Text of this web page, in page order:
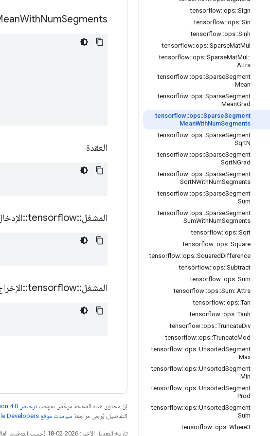
tensorflow::ops::Sign
tensorflow::ops::Sin
tensorflow::ops::Sinh
tensorflow::ops::SparseMatMul
tensorflow::ops::SparseMatMul ::
Attrs
tensorflow::ops::SparseSegment
Mean
tensorflow::ops::SparseSegment
MeanGrad
tensorflow::ops::SparseSegment
MeanWithNumSegments
tensorflow::ops::SparseSegment
SqrtN
tensorflow::ops::SparseSegment
SqrtNGrad
tensorflow::ops::SparseSegment
SqrtNWithNumSegments
tensorflow::ops::SparseSegment
Sum
tensorflow::ops::SparseSegment
SumWithNumSegments
tensorflow::ops::Sqrt
tensorflow::ops::Square
tensorflow::ops::SquaredDifference
tensorflow::ops::Subtract
tensorflow::ops::Sum
tensorflow::ops::Sum::Attrs
tensorflow::ops::Tan
tensorflow::ops::Tanh
tensorflow::ops::TruncateDiv
tensorflow::ops::TruncateMod
tensorflow::ops::UnsortedSegment
Max
tensorflow::ops::UnsortedSegment
Min
tensorflow::ops::UnsortedSegment
Prod
tensorflow::ops::UnsortedSegment
Sum
tensorflow::ops::Where3
WithNumSegments
العقدة
المشغل::
tensorflow
::
المشغل::
tensorflow
::
إنّ محتوى هذه الصفحة مرخّص بموجبترخيص Creative Commons Attribution 4.0‏
التفاصيل، يُرجى مراجعة سياسات موقع Google Developers‏
تاريخ التعديل الأخير: 2026-02-18 (حسب التوقيت العالمي المتفَّق عليه)